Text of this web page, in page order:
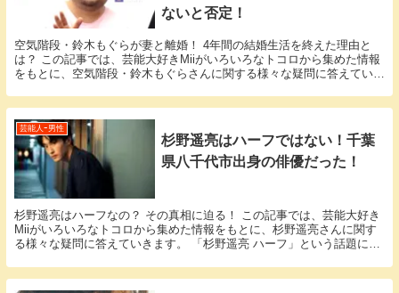
ないと否定！
空気階段・鈴木もぐらが妻と離婚！ 4年間の結婚生活を終えた理由と
は？ この記事では、芸能大好きMiiがいろいろなトコロから集めた情報
をもとに、空気階段・鈴木もぐらさんに関する様々な疑問に答えていき
芸能人ｰ男性
杉野遥亮はハーフではない！千葉
県八千代市出身の俳優だった！
杉野遥亮はハーフなの？ その真相に迫る！ この記事では、芸能大好き
Miiがいろいろなトコロから集めた情報をもとに、杉野遥亮さんに関す
る様々な疑問に答えていきます。 「杉野遥亮 ハーフ」という話題につ